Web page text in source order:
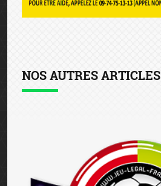
NOS AUTRES ARTICLES